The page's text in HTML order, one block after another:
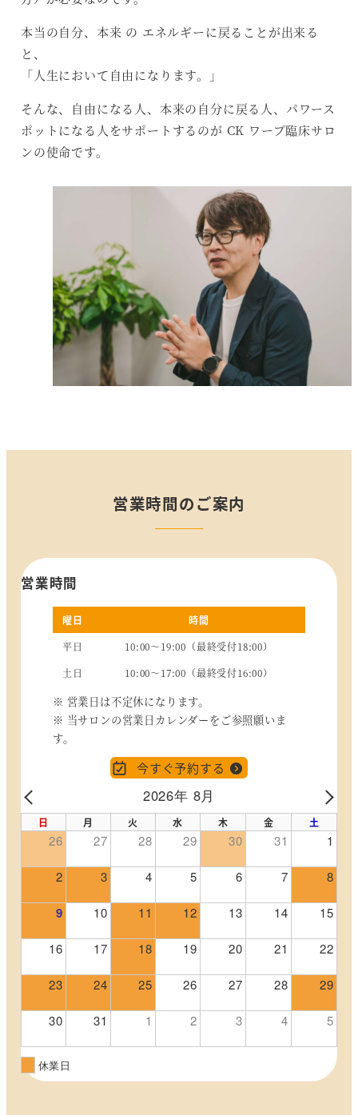
本当の自分、本来 の エネルギーに戻ることが出来る
と、
「人生において自由になります。」
そんな、自由になる人、本来の自分に戻る人、パワース
ポットになる人をサポートするのが CK ワープ臨床サロ
ンの使命です。
営業時間のご案内
営業時間
曜日
時間
平日
10:00～19:00（最終受付18:00）
土日
10:00～17:00（最終受付16:00）
※ 営業日は不定休になります。
※ 当サロンの営業日カレンダーをご参照願いま
す。
今すぐ予約する
PREV
2026年 8月
日 月 火 水 木 金 土
26 27 28 29 30 31 1
2 3 4 5 6 7 8
9 10 11 12 13 14 15
16 17 18 19 20 21 22
23 24 25 26 27 28 29
30 31 1 2 3 4 5
休業日